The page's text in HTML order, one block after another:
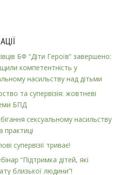
БФ “Діти Героїв” завершено:
компетентність у
насильству над дітьми
та супервізія: жовтневі
БПД
сексуальному насильству
практиці
супервізії триває!
“Підтримка дітей, які
близької людини”!